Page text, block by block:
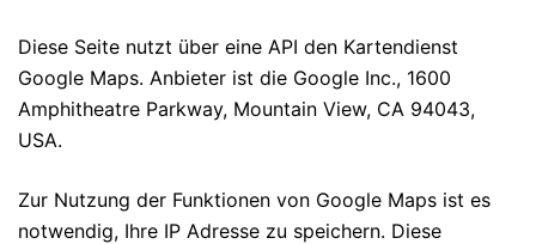
Diese Seite nutzt über eine API den Kartendienst
Google Maps. Anbieter ist die Google Inc., 1600
Amphitheatre Parkway, Mountain View, CA 94043,
USA.
Zur Nutzung der Funktionen von Google Maps ist es
notwendig, Ihre IP Adresse zu speichern. Diese